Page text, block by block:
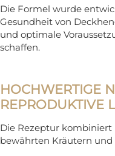
Die Formel wurde
Gesundheit von
und optimale
schaffen.
HOCHWERTIGE
REPRODUKTIVE
Die Rezeptur
bewährten Kräutern